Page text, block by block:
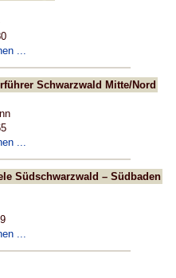
...
Schwarzwald Mitte/Nord
...
Südschwarzwald – Südbaden
...